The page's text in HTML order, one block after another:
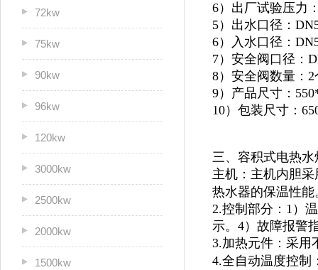
72kw
75kw
90kw
96kw
120kw
3000kw
2500kw
2000kw
1500kw
6）出厂试验压力
5）出水口径：
6）入水口径：
7）安全阀口径：
8）安全阀数量：2
9）产品尺寸：
10）包装尺寸：
三、容积式电热
主机：主机内胆
热水器的保温性能
2.控制部分：1）
示。4）故障报警
3.加热元件：采用
4.全自动温度控制